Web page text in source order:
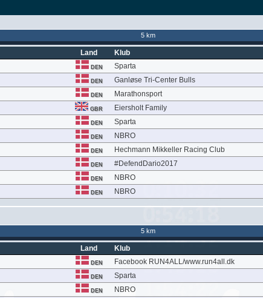
5 km
Land Klub
DEN Sparta
DEN Ganløse Tri-Center Bulls
DEN Marathonsport
GBR Eiersholt Family
DEN Sparta
DEN NBRO
DEN Hechmann Mikkeller Racing Club
DEN #DefendDario2017
DEN NBRO
DEN NBRO
5 km
Land Klub
DEN Facebook RUN4ALL/www.run4all.dk
DEN Sparta
DEN NBRO